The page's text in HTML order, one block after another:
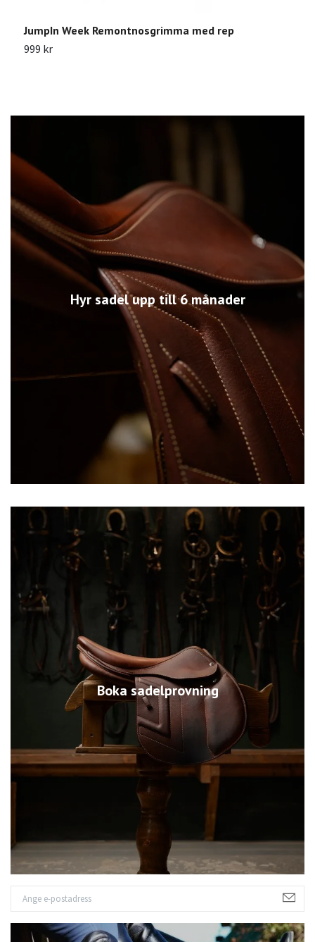
Hyr sadel upp till 6 månader
Boka sadelprovning
JumpIn Week Remontnosgrimma med rep
999 kr